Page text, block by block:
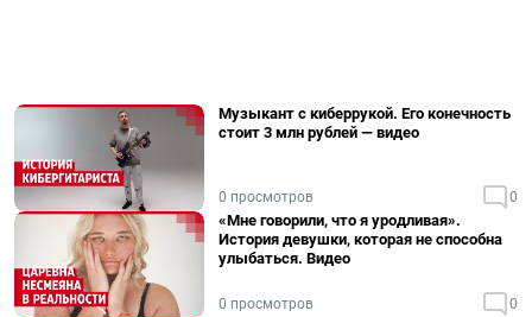
Музыкант с киберрукой. Его конечность
стоит 3 млн рублей — видео
0 просмотров 0
«Мне говорили, что я уродливая».
История девушки, которая не способна
улыбаться. Видео
0 просмотров 0